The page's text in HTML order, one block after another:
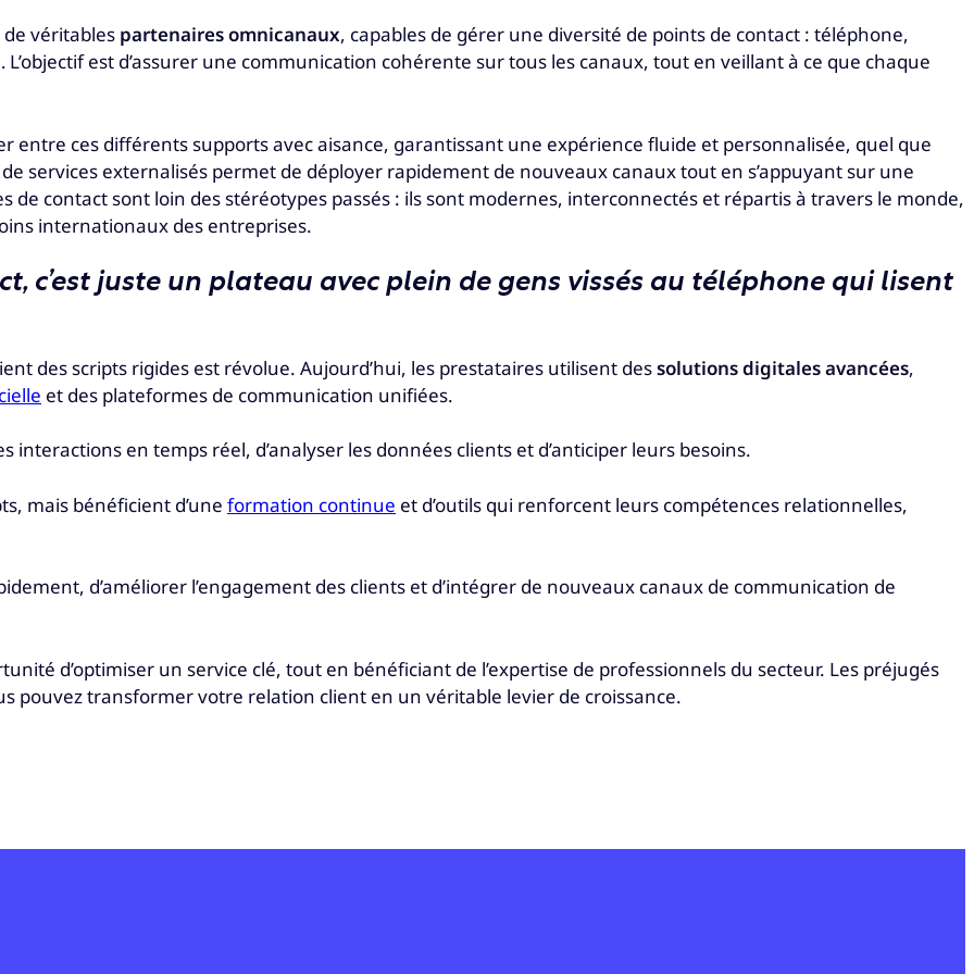
véritables partenaires omnicanaux, capables de gérer une diversité de points de contact : téléphone,
est d’assurer une communication cohérente sur tous les canaux, tout en veillant à ce que chaque
entre ces différents supports avec aisance, garantissant une expérience fluide et personnalisée, quel que
services externalisés permet de déployer rapidement de nouveaux canaux tout en s’appuyant sur une
de contact sont loin des stéréotypes passés : ils sont modernes, interconnectés et répartis à travers le monde,
internationaux des entreprises.
c’est juste un plateau avec plein de gens vissés au téléphone qui lisent
des scripts rigides est révolue. Aujourd’hui, les prestataires utilisent dessolutions digitales avancées,
et des plateformes de communication unifiées.
en temps réel, d’analyser les données clients et d’anticiper leurs besoins.
mais bénéficient d’une formation continue et d’outils qui renforcent leurs compétences relationnelles,
d’améliorer l’engagement des clients et d’intégrer de nouveaux canaux de communication de
d’optimiser un service clé, tout en bénéficiant de l’expertise de professionnels du secteur. Les préjugés
pouvez transformer votre relation client en un véritable levier de croissance.